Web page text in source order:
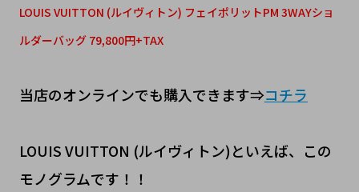
LOUIS VUITTON (ルイヴィトン) フェイポリットPM 3WAYショ
ルダーバッグ 79,800円+TAX
当店のオンラインでも購入できます⇒コチラ
LOUIS VUITTON (ルイヴィトン)といえば、この
モノグラムです！！